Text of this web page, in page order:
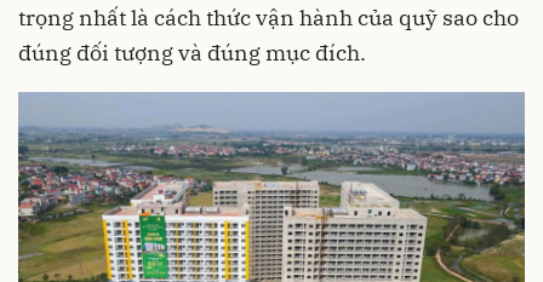
trọng nhất là cách thức vận hành của quỹ sao cho
đúng đối tượng và đúng mục đích.